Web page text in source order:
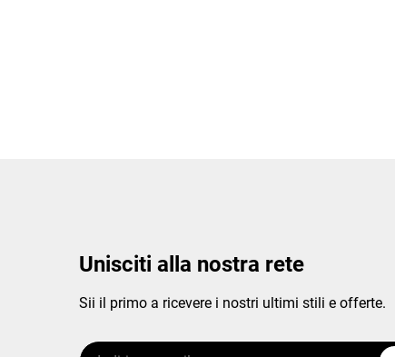
Unisciti alla nostra rete
Sii il primo a ricevere i nostri ultimi stili e offerte.